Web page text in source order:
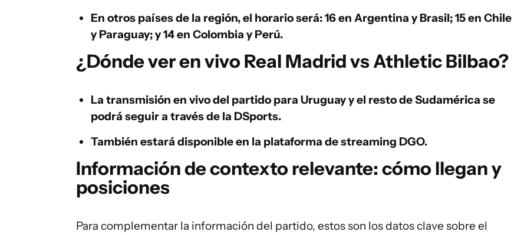
En otros países de la región, el horario será: 16 en Argentina y Brasil; 15 en Chile
y Paraguay; y 14 en Colombia y Perú.
¿Dónde ver en vivo Real Madrid vs Athletic Bilbao?
La transmisión en vivo del partido para Uruguay y el resto de Sudamérica se
podrá seguir a través de la DSports.
También estará disponible en la plataforma de streaming DGO.
Información de contexto relevante: cómo llegan y
posiciones
Para complementar la información del partido, estos son los datos clave sobre el